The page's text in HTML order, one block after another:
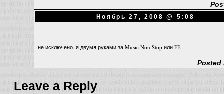
Ноябрь 27, 2008 @ 5:08
не исключено. я двумя руками за Music Non Stop или FF.
Posted
Leave a Reply